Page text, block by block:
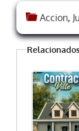
Accion,